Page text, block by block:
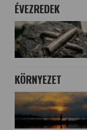
ÉVEZREDEK
KÖRNYEZET